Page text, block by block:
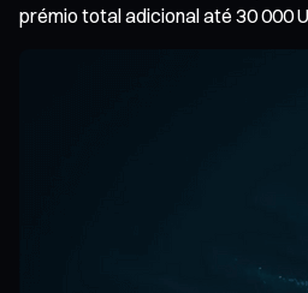
prémio total adicional até 30 000